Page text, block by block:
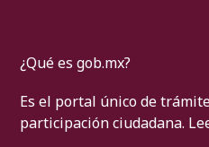
¿Qué es gob.mx?
Es el portal único de
participación ciudadana.